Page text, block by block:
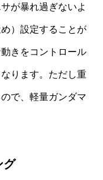
が暴れ過ぎないよ
）設定することが
きをコントロール
ります。ただし重
で、軽量ガンダマ
グ